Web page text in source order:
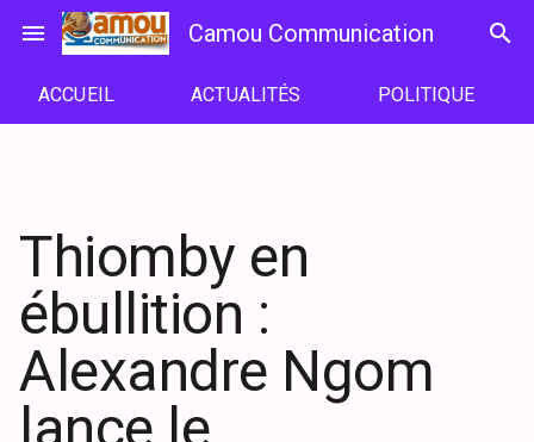
menu Camou Communication search
ACCUEIL ACTUALITÉS POLITIQUE
Thiomby en
ébullition :
Alexandre Ngom
lance le